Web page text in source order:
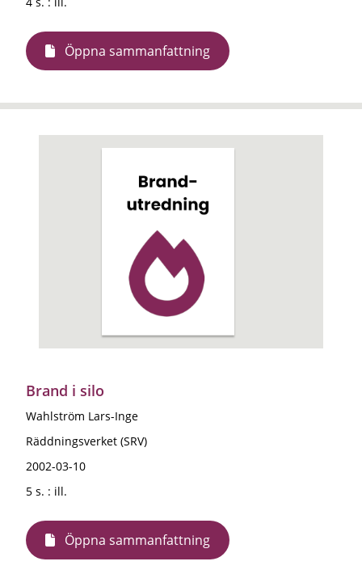
Öppna sammanfattning
Brand i silo
Wahlström Lars-Inge
Räddningsverket (SRV)
2002-03-10
5 s. : ill.
Öppna sammanfattning